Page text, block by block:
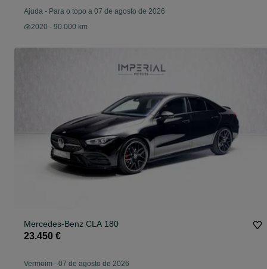
Ajuda - Para o topo a 07 de agosto de 2026
2020 - 90.000 km
Mercedes-Benz CLA 180
23.450 €
Vermoim - 07 de agosto de 2026